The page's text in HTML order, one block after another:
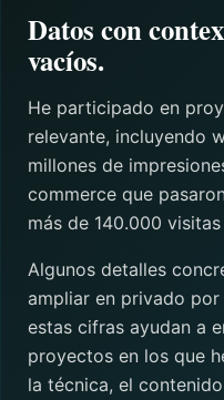
Datos con
vacíos.
He participado en
relevante, incluyendo
millones de
commerce que
más de 140.000 visitas
Algunos detalles
ampliar en privado
estas cifras ayudan a
proyectos en los que
la técnica, el